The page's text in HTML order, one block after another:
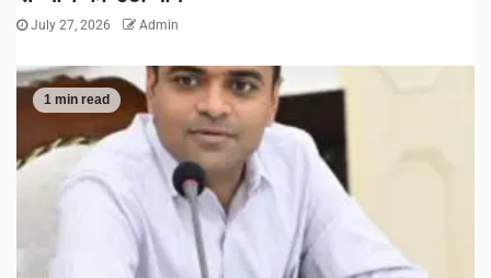
July 27, 2026 Admin
1 min read